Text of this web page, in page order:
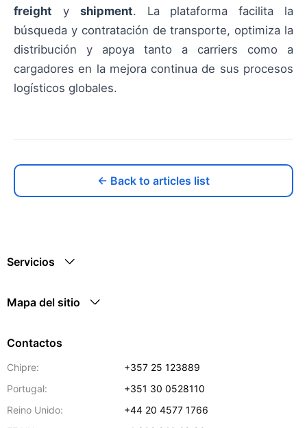
freight y shipment. La plataforma facilita la
búsqueda y contratación de transporte, optimiza la
distribución y apoya tanto a carriers como a
cargadores en la mejora continua de sus procesos
logísticos globales.
← Back to articles list
Servicios
Mapa del sitio
Contactos
Chipre:
+357 25 123889
Portugal:
+351 30 0528110
Reino Unido:
+44 20 4577 1766